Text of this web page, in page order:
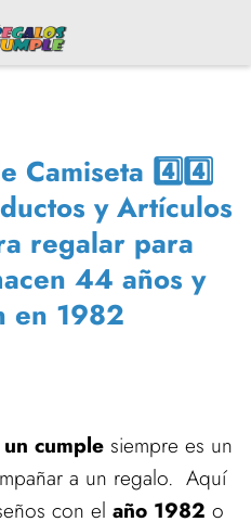
Camiseta 4️⃣4️⃣
y Artículos
regalar para
44 años y
en 1982
cumple siempre es un
a un regalo. Aquí
con el año 1982 o